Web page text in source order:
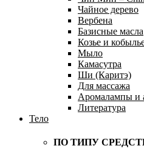
Чайное дерево
Вербена
Базисные масла
Козье и
Мыло
Камасутра
Ши (Каритэ)
Для массажа
Аромалампы и
Литература
Тело
ПО ТИПУ